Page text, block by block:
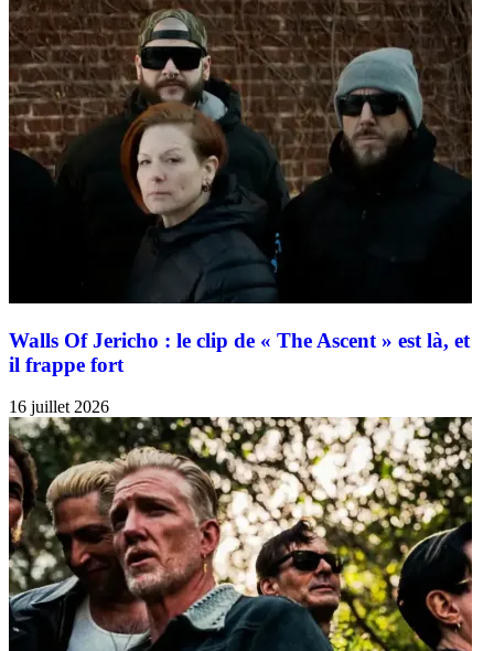
Walls Of Jericho : le clip de « The Ascent » est là, et
il frappe fort
16 juillet 2026